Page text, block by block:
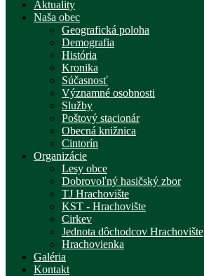
Aktuality
Naša obec
Geografická poloha
Demografia
História
Kronika
Súčasnosť
Významné osobnosti
Služby
Poštový stacionár
Obecná knižnica
Cintorín
Organizácie
Lesy obce
Dobrovoľný hasičský zbor
TJ Hrachovište
KST - Hrachovište
Cirkev
Jednota dôchodcov Hrachovište
Hrachovienka
Galéria
Kontakt